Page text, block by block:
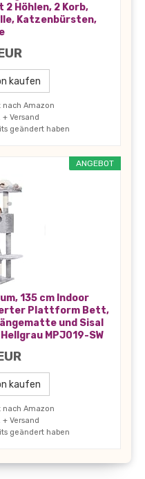
Höhlen, 2 Korb,
Katzenbürsten,
kaufen
nach Amazon
+ Versand
geändert haben
ANGEBOT
135 cm Indoor
Plattform Bett,
und Sisal
MPJ019-SW
kaufen
nach Amazon
+ Versand
geändert haben